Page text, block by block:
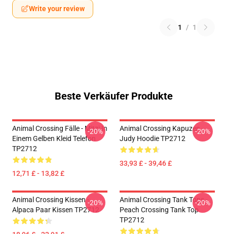
Write your review
1 / 1
Beste Verkäufer Produkte
Animal Crossing Fälle - Mitzi In
Einem Gelben Kleid Telefon
TP2712
12,71 £ - 13,82 £
-20%
Animal Crossing Kapuzen -
Judy Hoodie TP2712
33,93 £ - 39,46 £
-20%
Animal Crossing Kissen -
Alpaca Paar Kissen TP2712
-20%
Animal Crossing Tank Tops -
Peach Crossing Tank Top
TP2712
-20%